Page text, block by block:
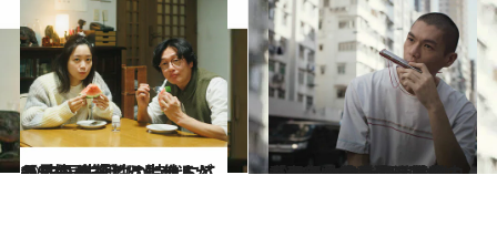
2023.11.30
【#3】多様性の時代にこそ見失う「どう生きるか？」の答えは、他人との“共同生活”にヒントがあるかも
カルチャー 2023.12.30
【#4】コロナ禍で失業した母親、路上生活を守るために社会と闘う薬物中毒者…いま香港映画が「弱者の尊厳」を描く
カルチャー